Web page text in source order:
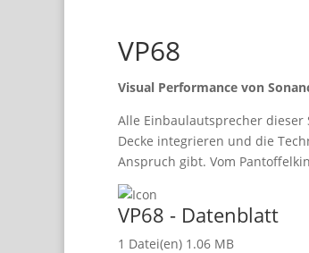
VP68
Visual Performance von
Alle Einbaulautsprecher
Decke integrieren und die
Anspruch gibt. Vom
VP68 - Datenblatt
1 Datei(en) 1.06 MB